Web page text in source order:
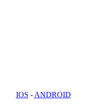
IOS - ANDROID